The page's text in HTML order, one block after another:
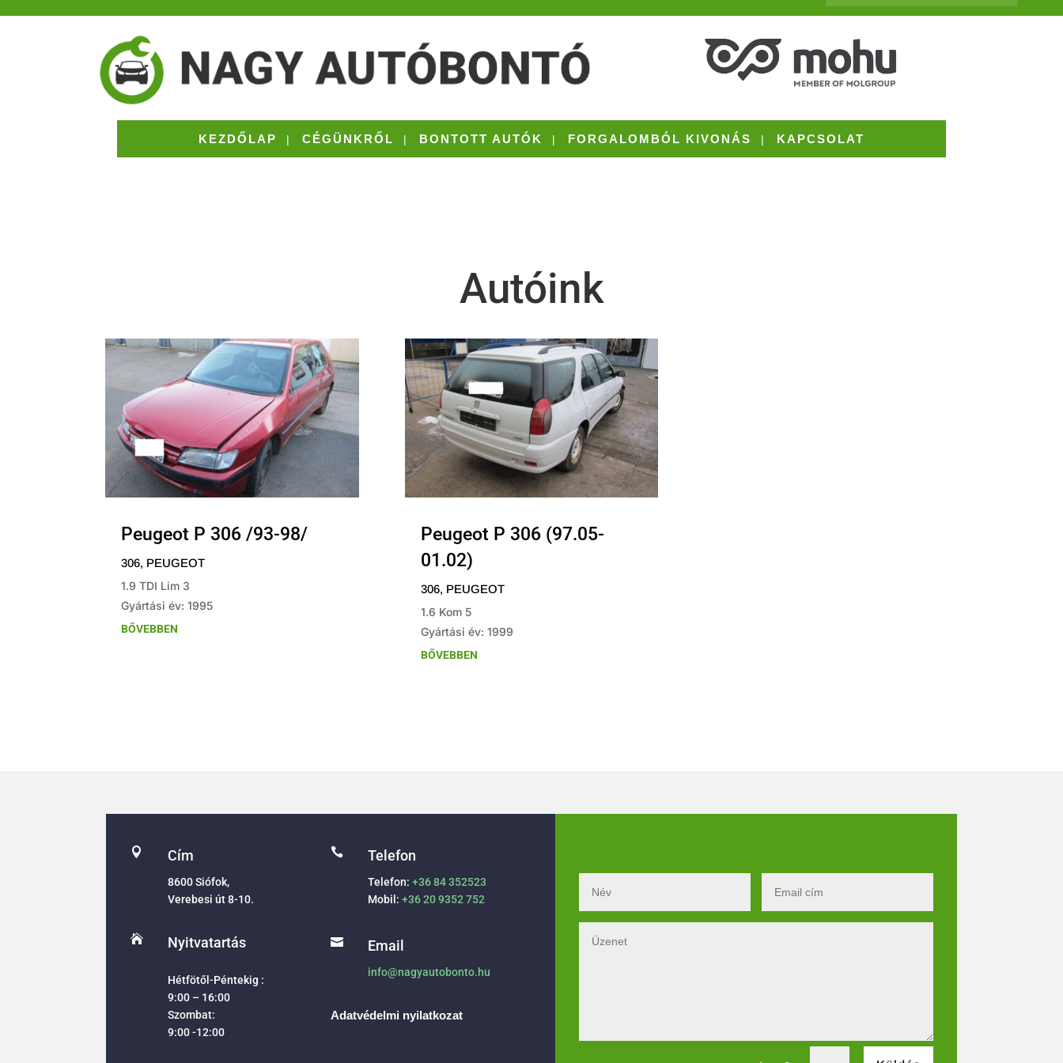
KEZDŐLAP CÉGÜNKRŐL BONTOTT AUTÓK FORGALOMBÓL KIVONÁS KAPCSOLAT
Autóink
Peugeot P 306 /93-98/
306, PEUGEOT
1.9 TDI Lim 3
Gyártási év: 1995
BŐVEBBEN
Peugeot P 306 (97.05-
01.02)
306, PEUGEOT
1.6 Kom 5
Gyártási év: 1999
BŐVEBBEN
 Cím
8600 Siófok,
Verebesi út 8-10.
 Nyitvatartás
Hétfötől-Péntekig :
9:00 – 16:00
Szombat:
9:00 -12:00
 Telefon
Telefon:+36 84 352523
Mobil:+36 20 9352 752
 Email
info@nagyautobonto.hu
Adatvédelmi nyilatkozat